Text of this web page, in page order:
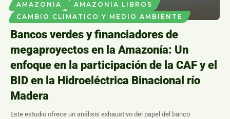
AMAZONIA
AMAZONIA LIBROS
CAMBIO CLIMATICO Y MEDIO AMBIENTE
Bancos verdes y financiadores de
megaproyectos en la Amazonía: Un
enfoque en la participación de la CAF y el
BID en la Hidroeléctrica Binacional río
Madera
Este estudio ofrece un análisis exhaustivo del papel del banco